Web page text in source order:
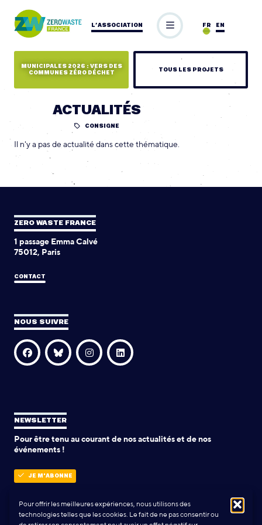
Pour offrir les meilleures expériences, nous utilisons des
technologies telles que les cookies. Le fait de ne pas consentir ou
L’ASSOCIATION EN
FR
MUNICIPALES 2026 : VERS DES
COMMUNES ZÉRO DÉCHET
TOUS LES PROJETS
ACTUALITÉS
CONSIGNE
Il n'y a pas de actualité dans cette thématique.
ZERO WASTE FRANCE
1 passage Emma Calvé
75012, Paris
CONTACT
NOUS SUIVRE
NEWSLETTER
Pour être tenu au courant de nos actualités et de nos
événements !
JE M'ABONNE
POLITIQUE DE CONFIDENTIALITÉ